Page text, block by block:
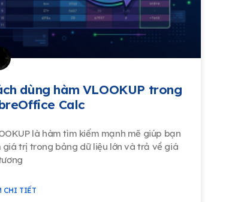
dùng hàm VLOOKUP trong
Calc
là hàm tìm kiếm mạnh mẽ giúp bạn
giá trị trong bảng dữ liệu lớn và trả về giá
CHI TIẾT